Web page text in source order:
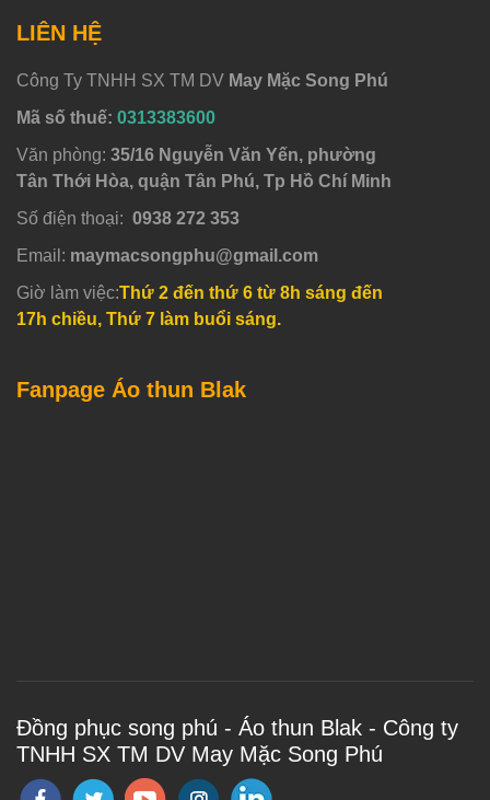
LIÊN HỆ
Công Ty TNHH SX TM DV May Mặc Song Phú
Mã số thuế: 0313383600
Văn phòng: 35/16 Nguyễn Văn Yến, phường
Tân Thới Hòa, quận Tân Phú, Tp Hồ Chí Minh
Số điện thoại: 0938 272 353
Email: maymacsongphu@gmail.com
Giờ làm việc:Thứ 2 đến thứ 6 từ 8h sáng đến
17h chiều, Thứ 7 làm buổi sáng.
Fanpage Áo thun Blak
Đồng phục song phú - Áo thun Blak - Công ty
TNHH SX TM DV May Mặc Song Phú